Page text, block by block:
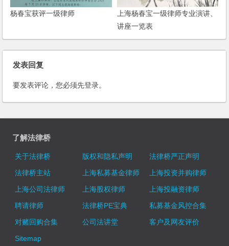
杨春宝获评一级律师
上海杨春宝一级律师专业演讲、
讲座一览表
发表回复
要发表评论，您必须先登录。
了解法律桥
关于法律桥 版权和隐私声明
法律桥严正声明
法律桥主站
上海私募基金律师
上海投资并购律师
上海公司法律师
上海股权律师
上海投融资律师
聘请律师
法律桥PE宝典
私募基金风控合集
对赌回购合集
公司法讲堂
客户及网友评价
Sitemap